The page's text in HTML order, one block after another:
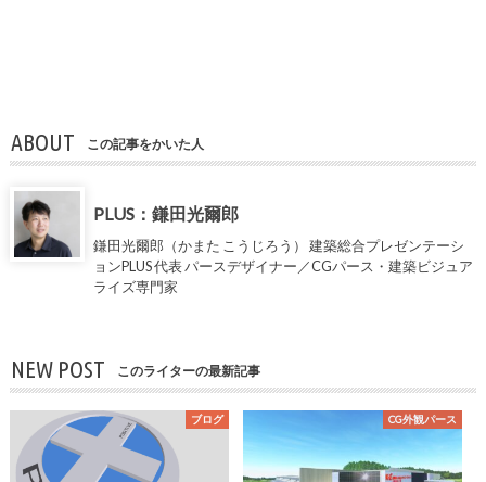
ABOUT この記事をかいた人
PLUS：鎌田光爾郎
鎌田光爾郎（かまた こうじろう） 建築総合プレゼンテーシ
ョンPLUS 代表 パースデザイナー／CGパース・建築ビジュア
ライズ専門家
NEW POST このライターの最新記事
ブログ CG外観パース